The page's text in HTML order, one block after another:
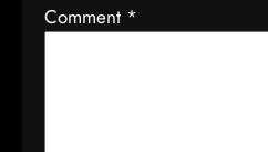
Comment *